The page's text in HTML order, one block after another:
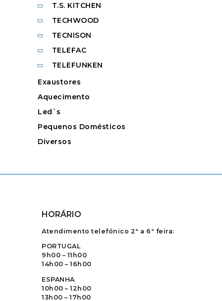
T.S. KITCHEN
TECHWOOD
TECNISON
TELEFAC
TELEFUNKEN
Exaustores
Aquecimento
Led`s
Pequenos Domésticos
Diversos
HORÁRIO
Atendimento telefónico 2ª a 6ª feira:
PORTUGAL
9h00 – 11h00
14h00 – 16h00
ESPANHA
10h00 – 12h00
13h00 – 17h00